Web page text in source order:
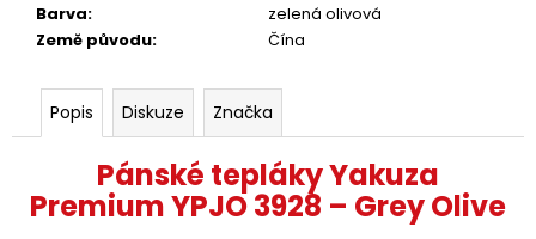
Barva:
zelená olivová
Země původu: Čína
Popis Diskuze Značka
Pánské tepláky Yakuza
Premium YPJO 3928 – Grey Olive